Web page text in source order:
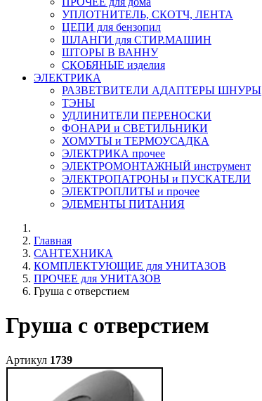
УПЛОТНИТЕЛЬ, СКОТЧ, ЛЕНТА
ЦЕПИ для бензопил
ШЛАНГИ для СТИР.МАШИН
ШТОРЫ В ВАННУ
СКОБЯНЫЕ изделия
ЭЛЕКТРИКА
РАЗВЕТВИТЕЛИ АДАПТЕРЫ ШНУРЫ
ТЭНЫ
УДЛИНИТЕЛИ ПЕРЕНОСКИ
ФОНАРИ и СВЕТИЛЬНИКИ
ХОМУТЫ и ТЕРМОУСАДКА
ЭЛЕКТРИКА прочее
ЭЛЕКТРОМОНТАЖНЫЙ инструмент
ЭЛЕКТРОПАТРОНЫ и ПУСКАТЕЛИ
ЭЛЕКТРОПЛИТЫ и прочее
ЭЛЕМЕНТЫ ПИТАНИЯ
Главная
САНТЕХНИКА
КОМПЛЕКТУЮЩИЕ для УНИТАЗОВ
ПРОЧЕЕ для УНИТАЗОВ
Груша с отверстием
Груша с отверстием
Артикул 1739